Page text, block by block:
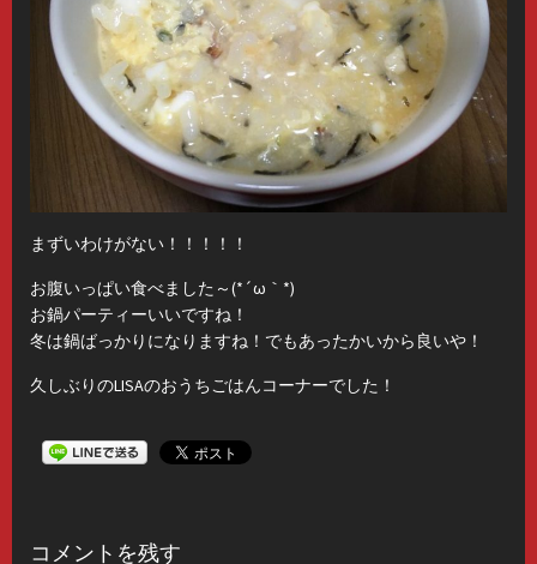
まずいわけがない！！！！！
お腹いっぱい食べました～(*´ω｀*)
お鍋パーティーいいですね！
冬は鍋ばっかりになりますね！でもあったかいから良いや！
久しぶりのLISAのおうちごはんコーナーでした！
コメントを残す